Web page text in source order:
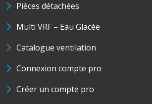
Pièces détachées
Multi VRF – Eau Glacée
Catalogue ventilation
Connexion compte pro
Créer un compte pro